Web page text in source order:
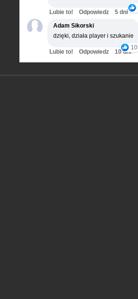
Lubie to! Odpowiedz
5 dni
Adam Sikorski
dzięki, działa player i szukanie
10
Lubie to! Odpowiedz 10 dni